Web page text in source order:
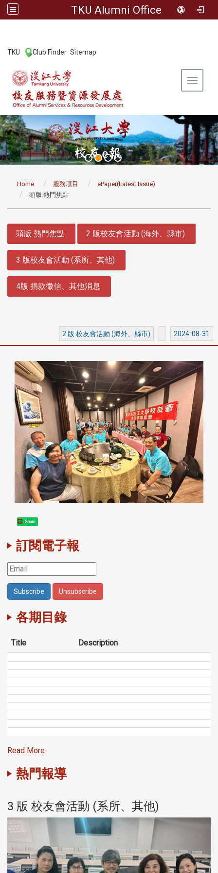
TKU Alumni Office
TKU Club Finder Sitemap
Toggle
Home 服務項目
ePaper(Latest Issue)
頭版 熱門焦點
頭版 熱門焦點 2 版校友會活動 (海外、縣市)
3 版校友會活動 (系所、其他)
4版 捐款徵信、其他消息
2 版 校友會活動 (海外、縣市) 2024-08-31
Share
訂閱電子報
各期目錄
Title Description
Read More
熱門報導
3 版 校友會活動 (系所、其他)